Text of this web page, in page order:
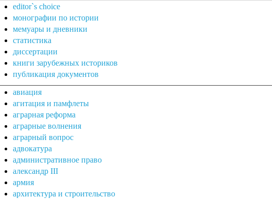
editor`s choice
монографии по истории
мемуары и дневники
статистика
диссертации
книги зарубежных историков
публикация документов
авиация
агитация и памфлеты
аграрная реформа
аграрные волнения
аграрный вопрос
адвокатура
административное право
александр III
армия
архитектура и строительство